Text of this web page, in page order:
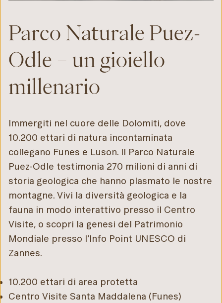
Parco Naturale Puez-
Odle – un gioiello
millenario
Immergiti nel cuore delle Dolomiti, dove
10.200 ettari di natura incontaminata
collegano Funes e Luson. Il Parco Naturale
Puez-Odle testimonia 270 milioni di anni di
storia geologica che hanno plasmato le nostre
montagne. Vivi la diversità geologica e la
fauna in modo interattivo presso il Centro
Visite, o scopri la genesi del Patrimonio
Mondiale presso l’Info Point UNESCO di
Zannes.
10.200 ettari di area protetta
Centro Visite Santa Maddalena (Funes)